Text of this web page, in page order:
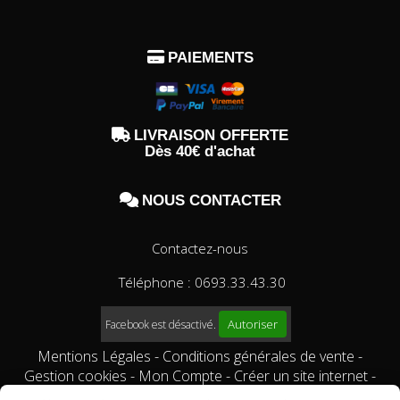
 PAIEMENTS
 LIVRAISON OFFERTE
Dès 40€ d'achat
 NOUS CONTACTER
Contactez-nous
Téléphone : 0693.33.43.30
Facebook est désactivé. Autoriser
Mentions Légales
Conditions générales de vente
Gestion cookies
Mon Compte
Créer un site internet